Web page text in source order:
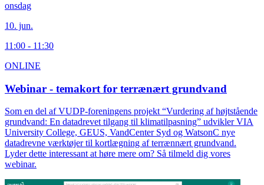
onsdag
10. jun.
11:00 - 11:30
ONLINE
Webinar - temakort for terrænært grundvand
Som en del af VUDP-foreningens projekt “Vurdering af højtstående
grundvand: En datadrevet tilgang til klimatilpasning” udvikler VIA
University College, GEUS, VandCenter Syd og WatsonC nye
datadrevne værktøjer til kortlægning af terrænnært grundvand.
Lyder dette interessant at høre mere om? Så tilmeld dig vores
webinar.